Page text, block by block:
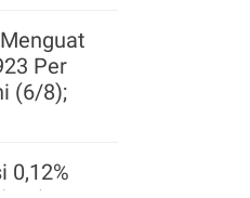
Per
(6/8);
0,12%